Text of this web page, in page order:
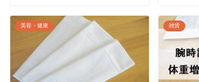
美容・健康 雑貨